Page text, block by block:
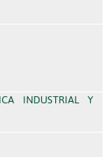
INDUSTRIAL Y